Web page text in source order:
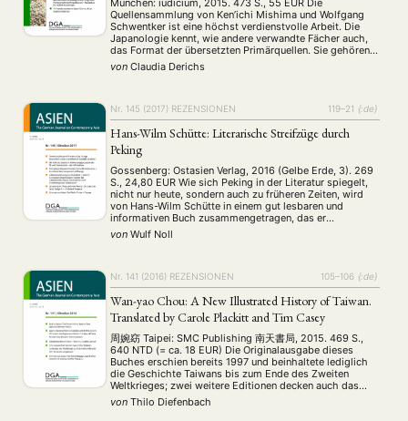
kommentierte Quellensammlung
München: iudicium, 2015. 473 S., 55 EUR Die
Quellensammlung von Ken’ichi Mishima und Wolfgang
Schwentker ist eine höchst verdienstvolle Arbeit. Die
Japanologie kennt, wie andere verwandte Fächer auch,
das Format der übersetzten Primärquellen. Sie gehören
zum „Handwerkszeug“ der wissenschaftlichen Befassung
mit Asien. Gleichwohl ist die Herstellung einer solchen
von Claudia Derichs
Nr. 145 (2017) REZENSIONEN 119–21 {:de}
Hans-Wilm Schütte: Literarische Streifzüge durch
Peking
Gossenberg: Ostasien Verlag, 2016 (Gelbe Erde, 3). 269
S., 24,80 EUR Wie sich Peking in der Literatur spiegelt,
nicht nur heute, sondern auch zu früheren Zeiten, wird
von Hans-Wilm Schütte in einem gut lesbaren und
informativen Buch zusammengetragen, das er
Literarische Streifzüge durch Peking nennt. Wir erfahren
etwas über Peking im Wandel der Zeiten, obwohl …
von Wulf Noll
Nr. 141 (2016) REZENSIONEN 105–106 {:de}
Wan-yao Chou: A New Illustrated History of Taiwan.
Translated by Carole Plackitt and Tim Casey
周婉窈 Taipei: SMC Publishing 南天書局, 2015. 469 S.,
640 NTD (= ca. 18 EUR) Die Originalausgabe dieses
Buches erschien bereits 1997 und beinhaltete lediglich
die Geschichte Taiwans bis zum Ende des Zweiten
Weltkrieges; zwei weitere Editionen decken auch das
Geschehen zwischen 1945 und den frühen 90er Jahren
ab. Die englische Fassung beruht auf der jüngsten …
von Thilo Diefenbach